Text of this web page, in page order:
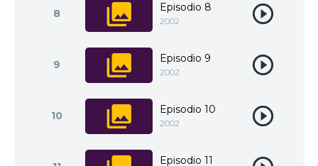
8 Episodio 8
2002
9 Episodio 9
2002
10 Episodio 10
2002
Episodio 11